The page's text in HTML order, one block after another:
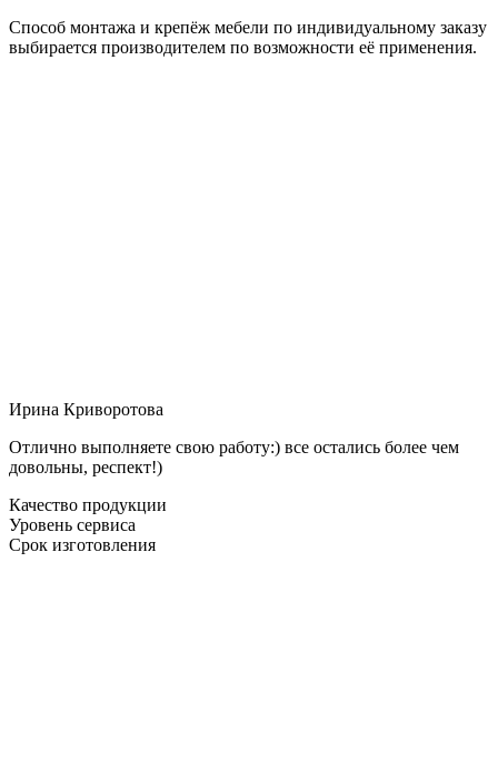
Способ монтажа и крепёж мебели по индивидуальному заказу
выбирается производителем по возможности её применения.
Ирина Криворотова
Отлично выполняете свою работу:) все остались более чем
довольны, респект!)
Качество продукции
Уровень сервиса
Срок изготовления